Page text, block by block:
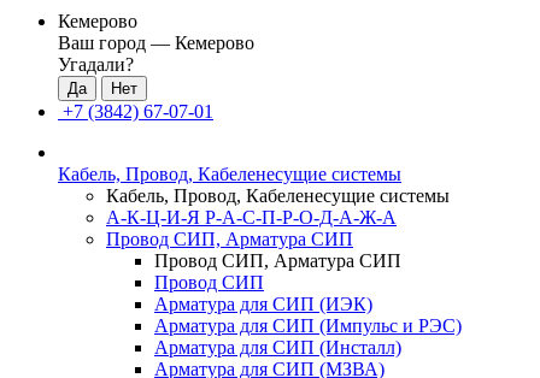
Кемерово
Ваш город — Кемерово
Угадали?
+7 (3842) 67-07-01
Кабель, Провод, Кабеленесущие системы
Кабель, Провод, Кабеленесущие системы
А-К-Ц-И-Я Р-А-С-П-Р-О-Д-А-Ж-А
Провод СИП, Арматура СИП
Провод СИП, Арматура СИП
Провод СИП
Арматура для СИП (ИЭК)
Арматура для СИП (Импульс и РЭС)
Арматура для СИП (Инсталл)
Арматура для СИП (МЗВА)